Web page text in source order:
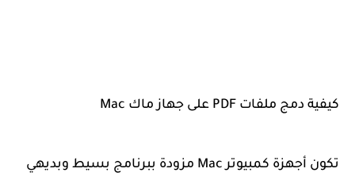
كيفية دمج ملفات PDF على جهاز ماك Mac
تكون أجهزة كمبيوتر Mac مزودة ببرنامج بسيط وبديهي